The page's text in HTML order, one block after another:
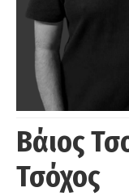
Βάιος
Τσόχος